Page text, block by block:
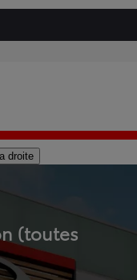
droite
(toutes